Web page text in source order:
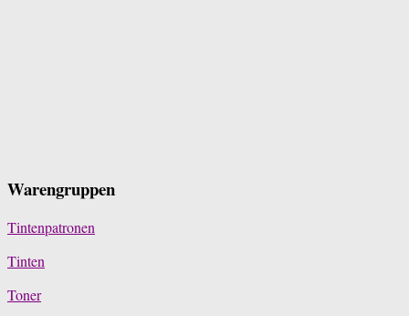
Warengruppen
Tintenpatronen
Tinten
Toner